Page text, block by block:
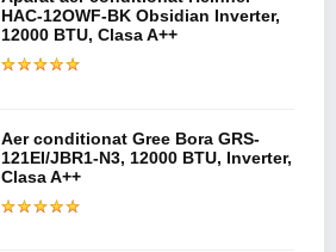
HAC-12OWF-BK Obsidian Inverter,
12000 BTU, Clasa A++
Aer conditionat Gree Bora GRS-
121EI/JBR1-N3, 12000 BTU, Inverter,
Clasa A++